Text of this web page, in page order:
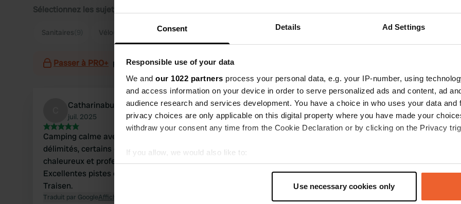
Consent Details Ad Settings
Responsible use of your data
We and our 1022 partners process your personal data, e.g. your IP-number, using
and access information on your device in order to serve personalized ads and content, ad
audience research and services development. You have a choice in who uses your data and
privacy choices are only applicable on this digital property where you have made your
withdraw your consent any time from the Cookie Declaration or by clicking on the Privacy
If you allow, we would also like to:
Collect information about your geographical location which can be accurate to within
Find out more about how your personal data is processed and set your preferences in the
Use necessary cookies only
Sélectionnez les sujets pour lire les critiques :
Sanitaires Vélo Spacieux(5) Montre plus
Passer à PRO+ pour l'utilisation des filtres sur les avis
Catharinabuscamper
juil. 2025
Camping calme avec de grands emplacements
délimités, certains ombragés. Accueil
chaleureux et professionnel. Sanitaires propres.
Excellentes pistes cyclables le long de la rivière
Traisen.
Traduit par GoogleAfficher l'original
R RenC
avr. 2025
excellent camping, personnel sympathique,
sanitaires super sympas et soignés. belles
balades à vélo possibles. Nous avons payé 32€
pour un camping-car et 2 personnes avec une
lire la suite